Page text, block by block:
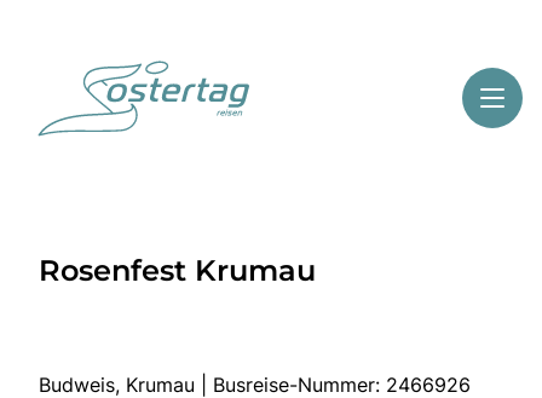
Highlights
Rosenfest Krumau
Budweis, Krumau | Busreise-Nummer: 2466926